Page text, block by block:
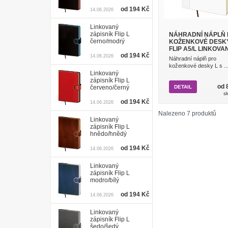
NÁHRADNÍ NÁPLŇ
KOŽENKOVÉ
FLIP A5/L
Náhradní náplň pro
koženkové desky L s ...
od
DETAIL
Nalezeno 7 produktů
14.06.2026 od 194 Kč
Linkovaný
zápisník Flip L
černo/modrý
14.06.2026 od 194 Kč
Linkovaný
zápisník Flip L
červeno/černý
14.06.2026 od 194 Kč
Linkovaný
zápisník Flip L
hnědo/hnědý
14.06.2026 od 194 Kč
Linkovaný
zápisník Flip L
modro/bílý
14.06.2026 od 194 Kč
Linkovaný
zápisník Flip L
šedo/šedý